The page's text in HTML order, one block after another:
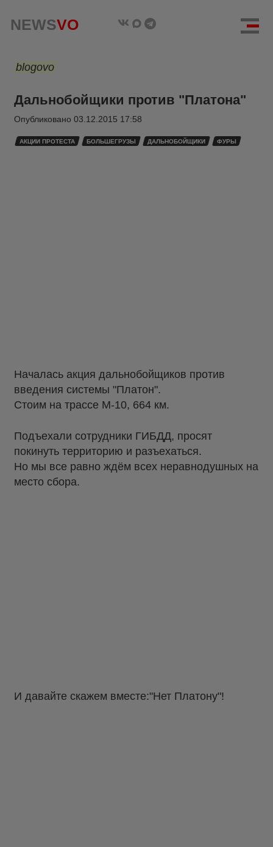
NEWSVO
blogovo
Дальнобойщики против "Платона"
Опубликовано 03.12.2015 17:58
АКЦИИ ПРОТЕСТА БОЛЬШЕГРУЗЫ ДАЛЬНОБОЙЩИКИ ФУРЫ
Началась акция дальнобойщиков против
введения системы "Платон".
Стоим на трассе М-10, 664 км.
Подъехали сотрудники ГИБДД, просят
покинуть территорию и разъехаться.
Но мы все равно ждём всех неравнодушных на
место сбора.
И давайте скажем вместе:"Нет Платону"!